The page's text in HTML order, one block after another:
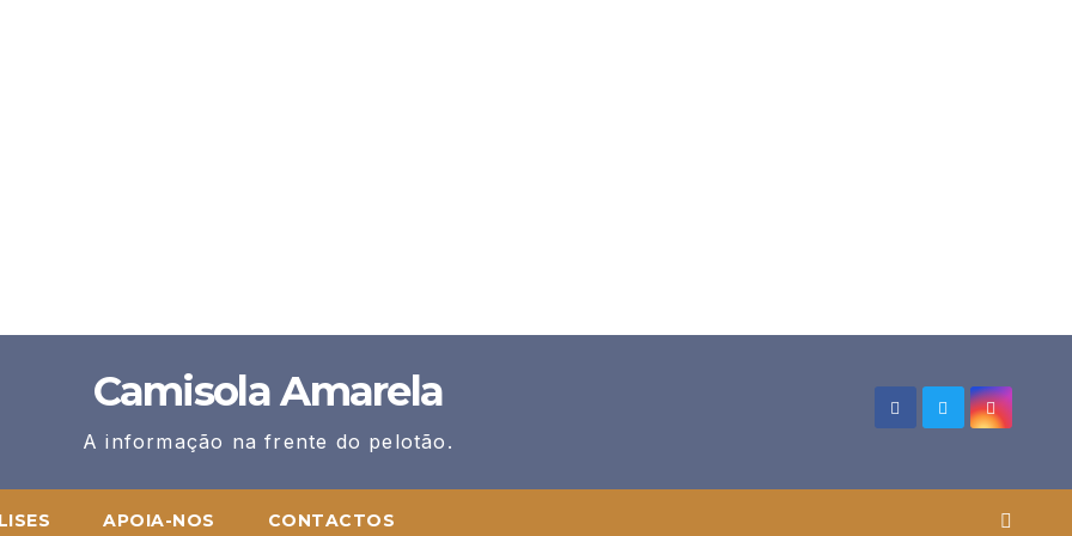
Camisola Amarela
A informação na frente do pelotão.
APOIA-NOS CONTACTOS